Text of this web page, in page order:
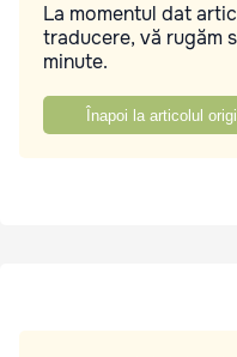
La momentul dat
traducere, vă rugăm
minute.
Înapoi la articolul